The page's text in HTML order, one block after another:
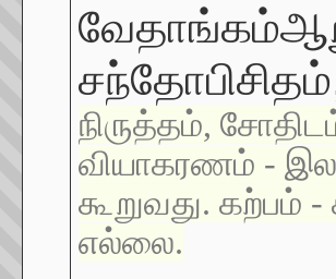
நிருத்தம்,
வியாகரணம் -
கூறுவது. கற்பம்
எல்லை.